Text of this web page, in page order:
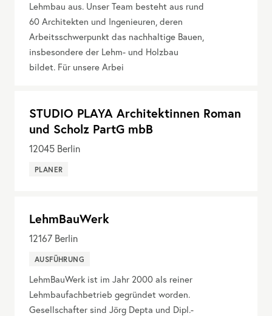
Lehmbau aus. Unser Team besteht aus rund
60 Architekten und Ingenieuren, deren
Arbeitsschwerpunkt das nachhaltige Bauen,
insbesondere der Lehm- und Holzbau
bildet. Für unsere Arbei
STUDIO PLAYA Architektinnen Roman
und Scholz PartG mbB
12045 Berlin
PLANER
LehmBauWerk
12167 Berlin
AUSFÜHRUNG
LehmBauWerk ist im Jahr 2000 als reiner
Lehmbaufachbetrieb gegründet worden.
Gesellschafter sind Jörg Depta und Dipl.-